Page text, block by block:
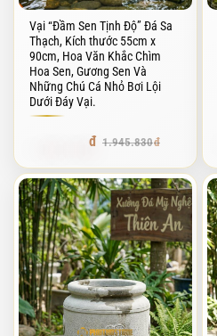
Vại “Đầm Sen Tịnh Độ” Đá Sa
Thạch, Kích thước 55cm x
90cm, Hoa Văn Khắc Chìm
Hoa Sen, Gương Sen Và
Những Chú Cá Nhỏ Bơi Lội
Dưới Đáy Vại.
1.945.830